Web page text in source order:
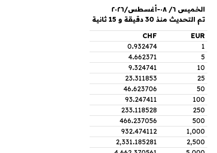
الخميس ٦/ ٠٨-أغسطس/٢٠٢٦
تم التحديث منذ 30 دقيقة و 15 ثانية
EUR
CHF
1
0.932474
5
4.662371
10
9.324741
25
23.311853
50
46.623706
100
93.247411
250
233.118528
500
466.237056
1,000
932.474112
2,500
2,331.185281